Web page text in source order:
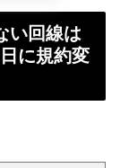
い回線は
に規約変